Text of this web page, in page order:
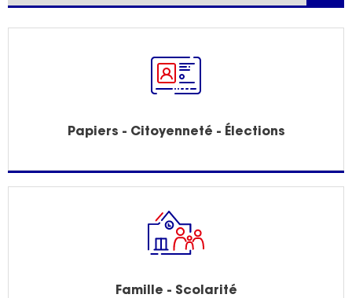
Papiers - Citoyenneté - Élections
Famille - Scolarité